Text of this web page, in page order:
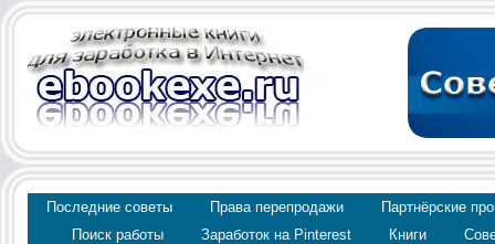
Последние советы Права перепродажи
Партнёрские
Поиск работы
Заработок на Pinterest Книги